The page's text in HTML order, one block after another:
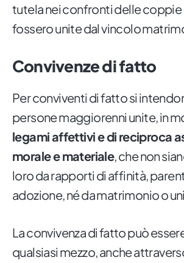
tutela nei confronti delle coppie
fossero unite dal vincolo
Convivenze di fatto
Per conviventi di fatto si
persone maggiorenni unite, in
legami affettivi e di reciproca
morale e materiale, che non
loro da rapporti di affinità,
adozione, né da matrimonio o
La convivenza di fatto può
qualsiasi mezzo, anche